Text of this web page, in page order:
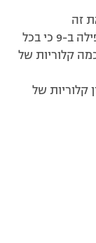
זה
היא אומרת שכל גרם של שומן את מכפילה ב-9 כי בכל
כמה קלוריות של
קלוריות של